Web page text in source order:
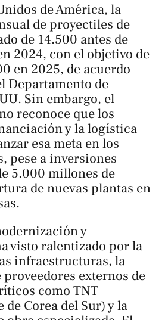
de América, la
de proyectiles de
de 14.500 antes de
2024, con el objetivo de
en 2025, de acuerdo
Departamento de
Sin embargo, el
reconoce que los
y la logística
esa meta en los
pese a inversiones
5.000 millones de
de nuevas plantas en
y
visto ralentizado por la
infraestructuras, la
externos de
como TNT
Corea del Sur) y la